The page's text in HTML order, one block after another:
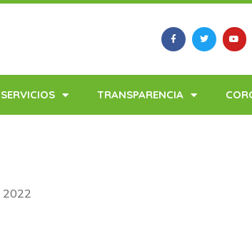
TRANSPARENCIA
2022